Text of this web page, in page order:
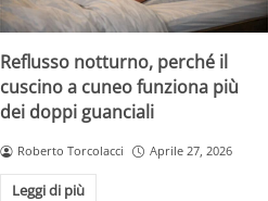
Reflusso notturno, perché il
cuscino a cuneo funziona più
dei doppi guanciali
Roberto Torcolacci Aprile 27, 2026
Leggi di più